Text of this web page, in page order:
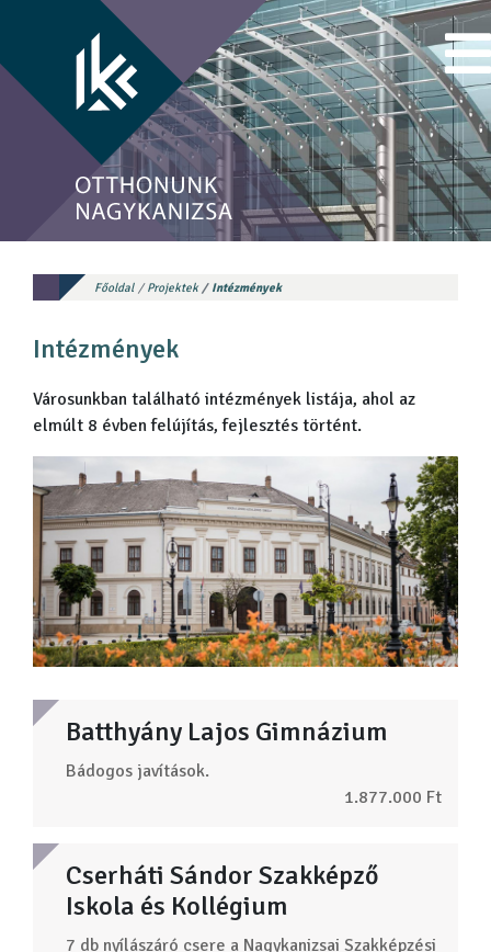
Főoldal Projektek Intézmények
Intézmények
Városunkban található intézmények listája, ahol az
elmúlt 8 évben felújítás, fejlesztés történt.
Batthyány Lajos Gimnázium
Bádogos javítások.
1.877.000 Ft
Cserháti Sándor Szakképző
Iskola és Kollégium
7 db nyílászáró csere a Nagykanizsai Szakképzési